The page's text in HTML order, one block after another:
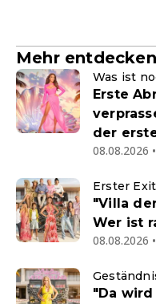
Mehr entdecken
Was ist
Erste
der
08.08.2026
Erster Exit
"Villa
Wer ist
08.08.2026
"Da